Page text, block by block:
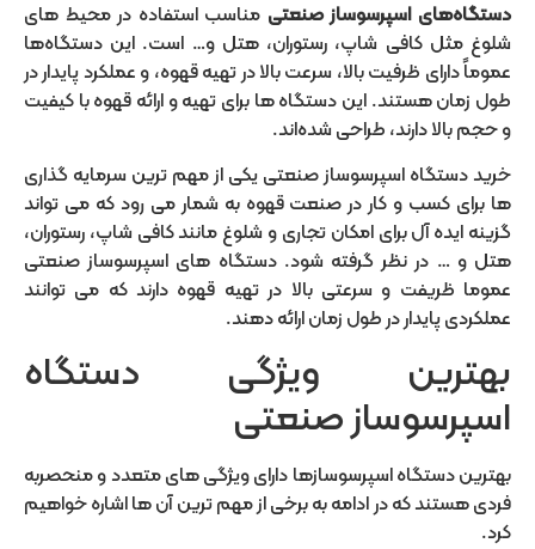
دستگاه‌های اسپرسوساز صنعتی مناسب استفاده در محیط های
شلوغ مثل کافی شاپ، رستوران، هتل و… است. این دستگاه‌ها
عموماً دارای ظرفیت بالا، سرعت بالا در تهیه قهوه، و عملکرد پایدار در
طول زمان هستند. این دستگاه ها برای تهیه و ارائه قهوه با کیفیت
و حجم بالا دارند، طراحی شده‌اند.
خرید دستگاه اسپرسوساز صنعتی یکی از مهم ترین سرمایه گذاری
ها برای کسب و کار در صنعت قهوه به شمار می رود که می تواند
گزینه ایده آل برای امکان تجاری و شلوغ مانند کافی شاپ، رستوران،
هتل و … در نظر گرفته شود. دستگاه های اسپرسوساز صنعتی
عموما ظریفت و سرعتی بالا در تهیه قهوه دارند که می توانند
عملکردی پایدار در طول زمان ارائه دهند.
بهترین ویژگی دستگاه
اسپرسوساز صنعتی
بهترین دستگاه اسپرسوسازها دارای ویژگی های متعدد و منحصربه
فردی هستند که در ادامه به برخی از مهم ترین آن ها اشاره خواهیم
کرد.